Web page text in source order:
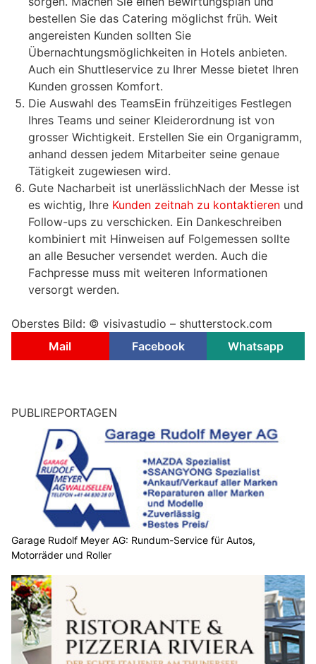
bestellen Sie das Catering möglichst früh. Weit
angereisten Kunden sollten Sie
Übernachtungsmöglichkeiten in Hotels anbieten.
Auch ein Shuttleservice zu Ihrer Messe bietet Ihren
Kunden grossen Komfort.
Die Auswahl des TeamsEin frühzeitiges Festlegen
Ihres Teams und seiner Kleiderordnung ist von
grosser Wichtigkeit. Erstellen Sie ein Organigramm,
anhand dessen jedem Mitarbeiter seine genaue
Tätigkeit zugewiesen wird.
Gute Nacharbeit ist unerlässlichNach der Messe ist
es wichtig, Ihre Kunden zeitnah zu kontaktieren und
Follow-ups zu verschicken. Ein Dankeschreiben
kombiniert mit Hinweisen auf Folgemessen sollte
an alle Besucher versendet werden. Auch die
Fachpresse muss mit weiteren Informationen
versorgt werden.
Oberstes Bild: © visivastudio – shutterstock.com
Mail
Facebook Whatsapp
PUBLIREPORTAGEN
Garage Rudolf Meyer AG: Rundum-Service für Autos,
Motorräder und Roller